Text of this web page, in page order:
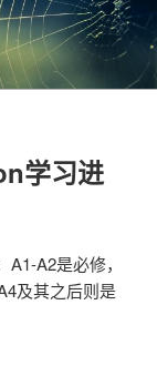
学习进
A2是必修，
及其之后则是